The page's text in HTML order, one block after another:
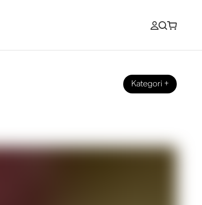
Kategori +